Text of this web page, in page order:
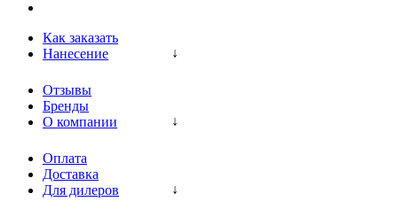
Как заказать
Нанесение
Отзывы
Бренды
О компании
Оплата
Доставка
Для дилеров